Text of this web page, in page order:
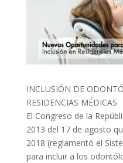
INCLUSIÓN DE
RESIDENCIAS MÉDICAS
El Congreso de la
2013 del 17 de agosto
2018 (reglamentó el
para incluir a los